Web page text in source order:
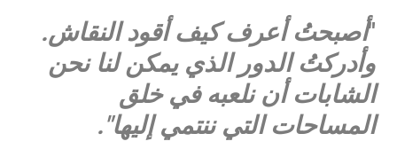
"أصبحتُ أعرف كيف أقود النقاش.
وأدركتُالدور الذي يمكن لنا نحن
الشابات أن نلعبه في خلق
المساحات التي ننتمي إليها"
.